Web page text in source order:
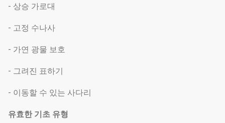
- 상승 가로대
- 고정 수나사
- 가연 광물 보호
- 그려진 표하기
- 이동할 수 있는 사다리
유효한 기초 유형